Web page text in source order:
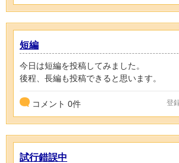
短編
今日は短編を投稿してみました。
後程、長編も投稿できると思います。
コメント 0件 登
試行錯誤中